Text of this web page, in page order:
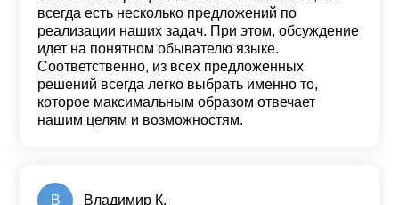
всегда есть несколько предложений по
реализации наших задач. При этом, обсуждение
идет на понятном обывателю языке.
Соответственно, из всех предложенных
решений всегда легко выбрать именно то,
которое максимальным образом отвечает
нашим целям и возможностям.
В Владимир К.